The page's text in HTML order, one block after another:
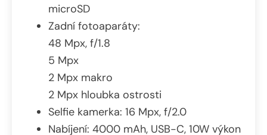
microSD
Zadní fotoaparáty:
48 Mpx, f/1.8
5 Mpx
2 Mpx makro
2 Mpx hloubka ostrosti
Selfie kamerka: 16 Mpx, f/2.0
Nabíjení: 4000 mAh, USB-C, 10W výkon